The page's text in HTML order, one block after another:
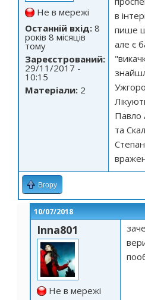
Не в мережі
Останній вхід: 8
років 8 місяців
тому
Зареєстрований:
29/11/2017 -
10:15
Матеріали: 2
в
пише
але є
Павло
та
Вгору
10/07/2018
Inna801
Не в мережі